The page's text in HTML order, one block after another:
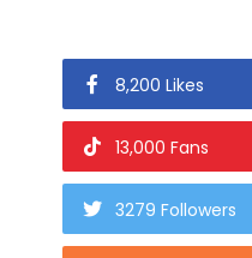
8,200 Likes
13,000 Fans
3279 Followers